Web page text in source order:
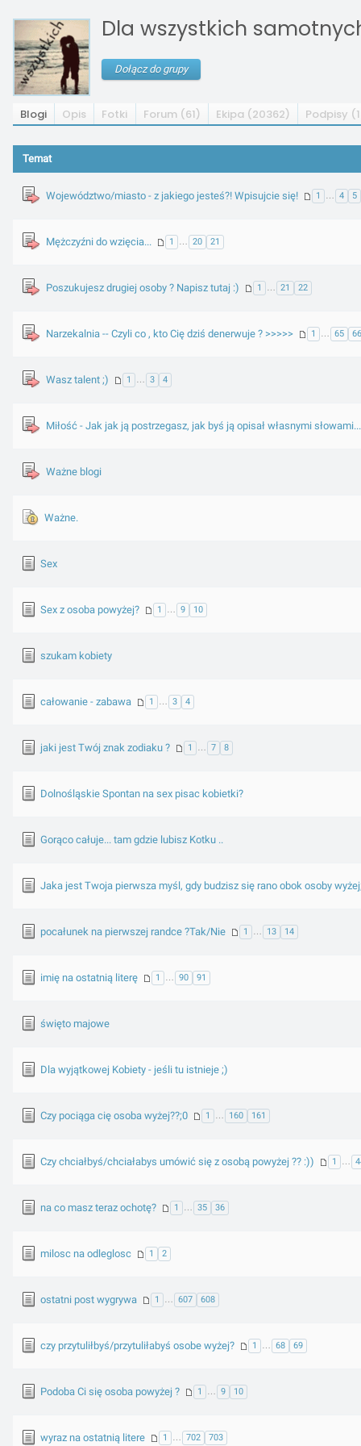
Dla wszystkich
Dołącz do grupy
Blogi Opis Fotki Forum (61) Ekipa (20362) Podpisy
Temat
Województwo/miasto - z jakiego jesteś?! Wpisujcie się! 1 … 4 5
Mężczyźni do wzięcia... 1 … 20 21
Poszukujesz drugiej osoby ? Napisz tutaj :) 1 … 21 22
Narzekalnia -- Czyli co , kto Cię dziś denerwuje ? >>>>> 1 … 65 66
Wasz talent ;) 1 … 3 4
Miłość - Jak jak ją postrzegasz, jak byś ją opisał własnymi słowami...
Ważne blogi
Ważne.
Sex
Sex z osoba powyżej? 1 … 9 10
szukam kobiety
całowanie - zabawa 1 … 3 4
jaki jest Twój znak zodiaku ? 1 … 7 8
Dolnośląskie Spontan na sex pisac kobietki?
Gorąco całuje... tam gdzie lubisz Kotku ..
Jaka jest Twoja pierwsza myśl, gdy budzisz się rano obok osoby
pocałunek na pierwszej randce ?Tak/Nie 1 … 13 14
imię na ostatnią literę 1 … 90 91
święto majowe
Dla wyjątkowej Kobiety - jeśli tu istnieje ;)
Czy pociąga cię osoba wyżej??;0 1 … 160 161
Czy chciałbyś/chciałabys umówić się z osobą powyżej ?? :)) 1 …
na co masz teraz ochotę? 1 … 35 36
milosc na odleglosc 1 2
ostatni post wygrywa 1 … 607 608
czy przytuliłbyś/przytuliłabyś osobe wyżej? 1 … 68 69
Podoba Ci się osoba powyżej ? 1 … 9 10
wyraz na ostatnią litere 1 … 702 703